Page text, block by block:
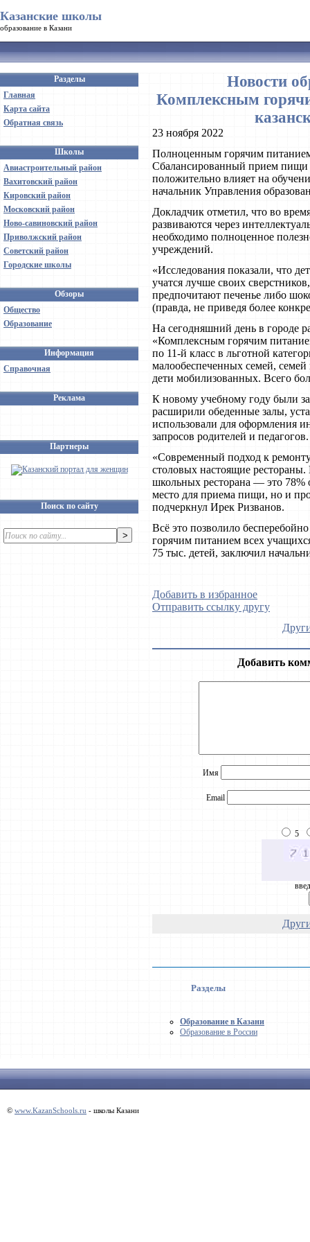
Казанские школы
образование в Казани
Разделы
Главная
Карта сайта
Обратная связь
Школы
Авиастроительный район
Вахитовский район
Кировский район
Московский район
Ново-савиновский район
Приволжский район
Советский район
Городские школы
Обзоры
Общество
Образование
Информация
Справочная
Реклама
Партнеры
Поиск по сайту
Новости
Комплексным
23 ноября 2022
Полноценным горячим
Сбалансированный прием пищи
положительно влияет на
начальник Управления
Докладчик отметил, что во
развиваются через
необходимо полноценное
учреждений.
«Исследования показали, что
учатся лучше своих
предпочитают печенье либо
(правда, не приведя более
На сегодняшний день в городе
«Комплексным горячим
по 11-й класс в льготной
малообеспеченных семей,
дети мобилизованных. Всего
К новому учебному году были
расширили обеденные залы,
использовали для оформления
запросов родителей и педагогов.
«Современный подход к
столовых настоящие
школьных ресторана — это 78%
место для приема пищи, но и
подчеркнул Ирек Ризванов.
Всё это позволило
горячим питанием всех
75 тыс. детей, заключил
Добавить в избранное
Отправить ссылку другу
Добавить
Имя
Email
5
Разделы
Образование в Казани
Образование в России
© www.KazanSchools.ru - школы Казани